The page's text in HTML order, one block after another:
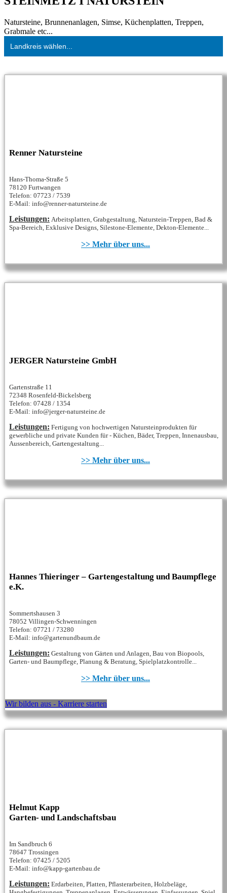
Natursteine, Brunnenanlagen, Simse, Küchenplatten, Treppen,
Grabmale etc...
Landkreis wählen...
Renner Natursteine
Hans-Thoma-Straße 5
78120 Furtwangen
Telefon: 07723 / 7539
E-Mail: info@renner-natursteine.de
Leistungen: Arbeitsplatten, Grabgestaltung, Naturstein-Treppen, Bad &
Spa-Bereich, Exklusive Designs, Silestone-Elemente, Dekton-Elemente...
>> Mehr über uns...
JERGER Natursteine GmbH
Gartenstraße 11
72348 Rosenfeld-Bickelsberg
Telefon: 07428 / 1354
E-Mail: info@jerger-natursteine.de
Leistungen: Fertigung von hochwertigen Natursteinprodukten für
gewerbliche und private Kunden für - Küchen, Bäder, Treppen, Innenausbau,
Aussenbereich, Gartengestaltung...
>> Mehr über uns...
Hannes Thieringer – Gartengestaltung und Baumpflege
e.K.
Sommertshausen 3
78052 Villingen-Schwenningen
Telefon: 07721 / 73280
E-Mail: info@gartenundbaum.de
Leistungen: Gestaltung von Gärten und Anlagen, Bau von Biopools,
Garten- und Baumpflege, Planung & Beratung, Spielplatzkontrolle...
>> Mehr über uns...
Wir bilden aus - Karriere starten
Helmut Kapp
Garten- und Landschaftsbau
Im Sandbruch 6
78647 Trossingen
Telefon: 07425 / 5205
E-Mail: info@kapp-gartenbau.de
Leistungen: Erdarbeiten, Platten, Pflasterarbeiten, Holzbeläge,